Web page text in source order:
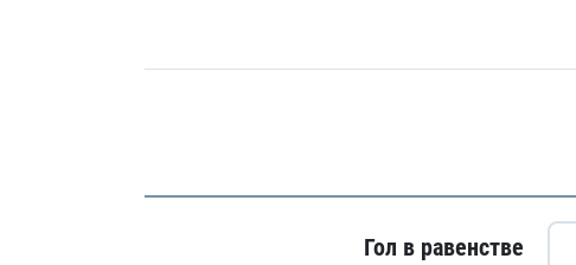
Гол в равенстве